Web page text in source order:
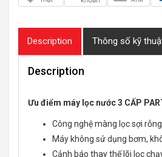
Description Thông số kỹ
Description
Ưu điểm máy lọc nước 3 CẤP
Công nghệ màng lọc sợi
Máy không sử dụng bơm,
Cảnh báo thay thế lõi lọc